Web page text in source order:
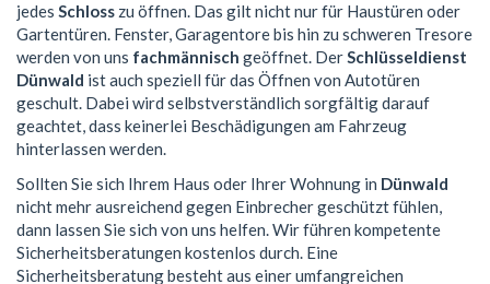
jedes Schloss zu öffnen. Das gilt nicht nur für Haustüren oder
Gartentüren. Fenster, Garagentore bis hin zu schweren Tresore
werden von uns fachmännisch geöffnet. DerSchlüsseldienst
Dünwald ist auch speziell für das Öffnen von Autotüren
geschult. Dabei wird selbstverständlich sorgfältig darauf
geachtet, dass keinerlei Beschädigungen am Fahrzeug
hinterlassen werden.
Sollten Sie sich Ihrem Haus oder Ihrer Wohnung in Dünwald
nicht mehr ausreichend gegen Einbrecher geschützt fühlen,
dann lassen Sie sich von uns helfen. Wir führen kompetente
Sicherheitsberatungen kostenlos durch. Eine
Sicherheitsberatung besteht aus einer umfangreichen